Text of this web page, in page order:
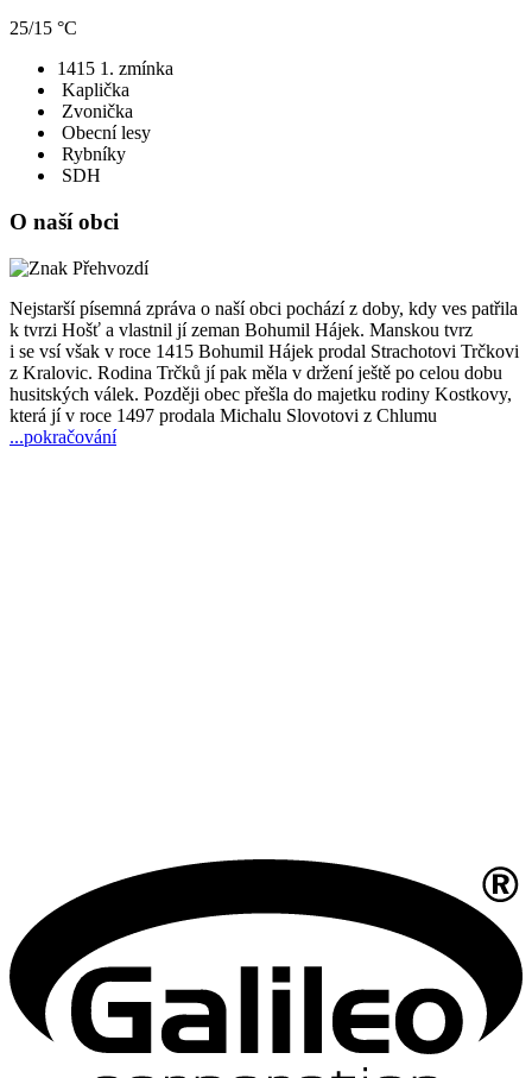
25/15 °C
1415 1. zmínka
Kaplička
Zvonička
Obecní lesy
Rybníky
SDH
O naší obci
Nejstarší písemná zpráva o naší obci pochází z doby, kdy ves patřila
k tvrzi Hošť a vlastnil jí zeman Bohumil Hájek. Manskou tvrz
i se vsí však v roce 1415 Bohumil Hájek prodal Strachotovi Trčkovi
z Kralovic. Rodina Trčků jí pak měla v držení ještě po celou dobu
husitských válek. Později obec přešla do majetku rodiny Kostkovy,
která jí v roce 1497 prodala Michalu Slovotovi z Chlumu
...pokračování